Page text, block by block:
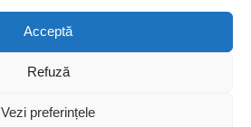
Acceptă
Refuză
Vezi preferințele